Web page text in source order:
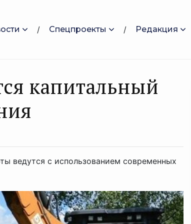
Спецпроекты Редакция
капитальный
ведутся с использованием современных